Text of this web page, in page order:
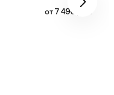
от 7 490 руб.